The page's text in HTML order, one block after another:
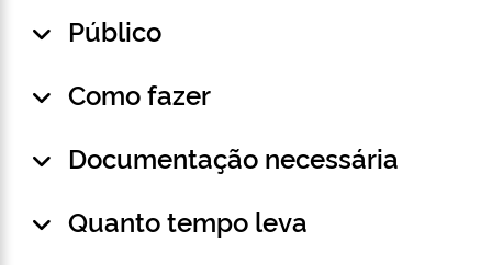
Público
Como fazer
Documentação necessária
Quanto tempo leva